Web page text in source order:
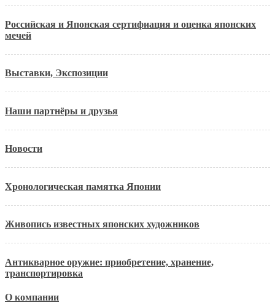
Российская и Японская сертифиация и оценка японских
мечей
Выставки, Экспозиции
Наши партнёры и друзья
Новости
Хронологическая памятка Японии
Живопись известных японских художников
Антикварное оружие: приобретение, хранение,
транспортировка
О компании